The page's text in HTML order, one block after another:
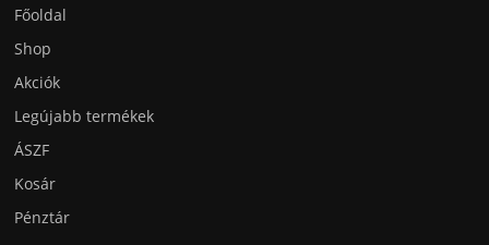
Főoldal
Shop
Akciók
Legújabb termékek
ÁSZF
Kosár
Pénztár